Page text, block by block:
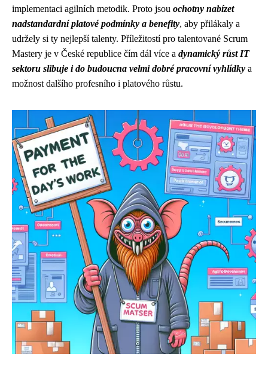
implementaci agilních metodik. Proto jsou ochotny nabízet
nadstandardní platové podmínky a benefity, aby přilákaly a
udržely si ty nejlepší talenty. Příležitostí pro talentované Scrum
Mastery je v České republice čím dál více a dynamický růst IT
sektoru slibuje i do budoucna velmi dobré pracovní vyhlídky a
možnost dalšího profesního i platového růstu.